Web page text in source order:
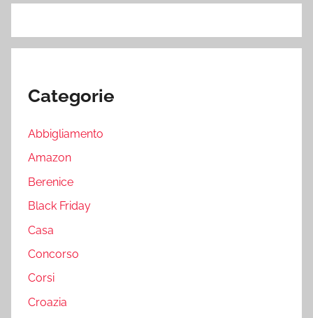
Categorie
Abbigliamento
Amazon
Berenice
Black Friday
Casa
Concorso
Corsi
Croazia